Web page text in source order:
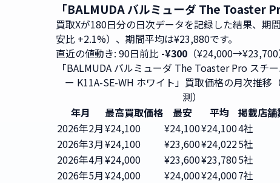
「BALMUDA バルミューダ The Toaster
買取Xが180日分の日次データを記録した結果、期
安比 +2.1%）、期間平均は¥23,880です。
直近の値動き: 90日前比 -¥300 （¥24,000→¥23,700
「BALMUDA バルミューダ The Toaster Pro スチ
ー K11A-SE-WH ホワイト」買取価格の月次推移
測）
年月
最高買取価格 最安 平均 掲載店舗
2026年2月¥24,100 ¥24,100¥24,1004社
2026年3月¥24,100 ¥23,600¥24,0225社
2026年4月¥24,000 ¥23,600¥23,7805社
2026年5月¥24,000 ¥24,000¥24,0007社